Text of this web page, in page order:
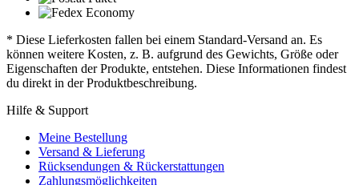
* Diese Lieferkosten fallen bei einem Standard-Versand an. Es
können weitere Kosten, z. B. aufgrund des Gewichts, Größe oder
Eigenschaften der Produkte, entstehen. Diese Informationen findest
du direkt in der Produktbeschreibung.
Hilfe & Support
Meine Bestellung
Versand & Lieferung
Rücksendungen & Rückerstattungen
Zahlungsmöglichkeiten